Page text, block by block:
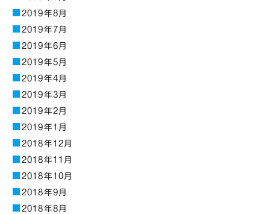
2019年8月
2019年7月
2019年6月
2019年5月
2019年4月
2019年3月
2019年2月
2019年1月
2018年12月
2018年11月
2018年10月
2018年9月
2018年8月